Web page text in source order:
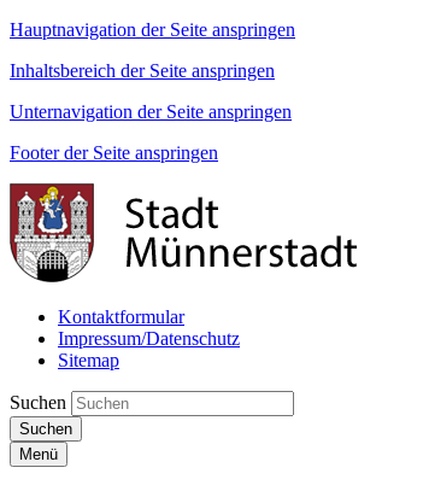
Hauptnavigation der Seite anspringen
Inhaltsbereich der Seite anspringen
Unternavigation der Seite anspringen
Footer der Seite anspringen
Kontaktformular
Impressum/Datenschutz
Sitemap
Suchen
Suchen
Menü